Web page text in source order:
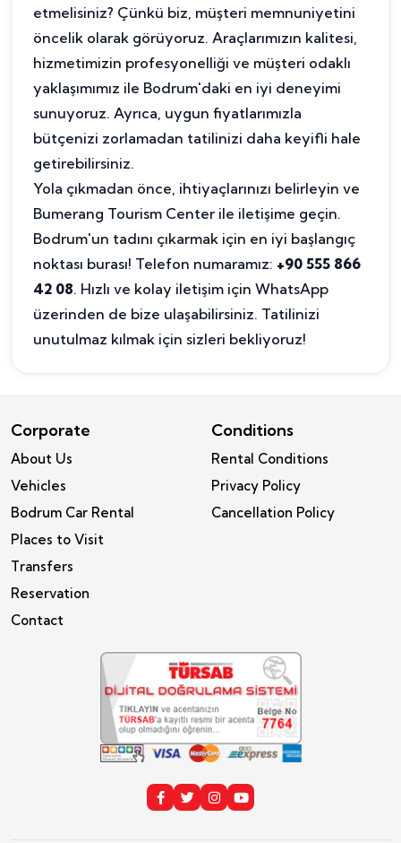
etmelisiniz? Çünkü biz, müşteri memnuniyetini
öncelik olarak görüyoruz. Araçlarımızın kalitesi,
hizmetimizin profesyonelliği ve müşteri odaklı
yaklaşımımız ile Bodrum'daki en iyi deneyimi
sunuyoruz. Ayrıca, uygun fiyatlarımızla
bütçenizi zorlamadan tatilinizi daha keyifli hale
getirebilirsiniz.
Yola çıkmadan önce, ihtiyaçlarınızı belirleyin ve
Bumerang Tourism Center ile iletişime geçin.
Bodrum'un tadını çıkarmak için en iyi başlangıç
noktası burası! Telefon numaramız: +90 555 866
42 08. Hızlı ve kolay iletişim için WhatsApp
üzerinden de bize ulaşabilirsiniz. Tatilinizi
unutulmaz kılmak için sizleri bekliyoruz!
Corporate
About Us
Vehicles
Bodrum Car Rental
Places to Visit
Transfers
Reservation
Contact
Conditions
Rental Conditions
Privacy Policy
Cancellation Policy